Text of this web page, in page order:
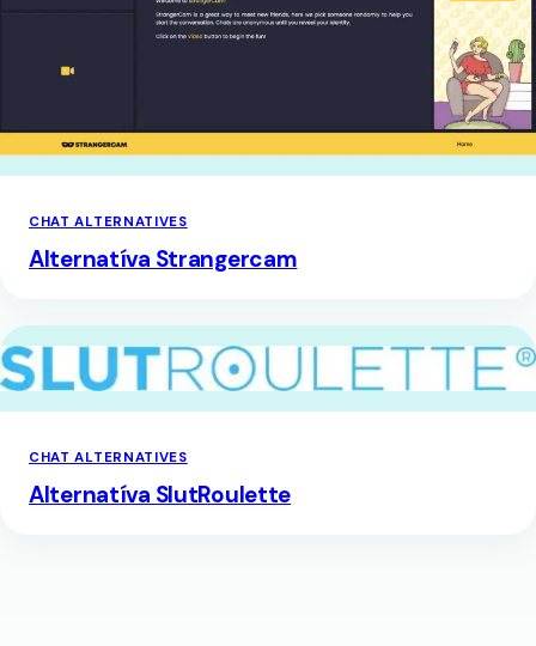
CHAT ALTERNATIVES
Alternatíva Strangercam
CHAT ALTERNATIVES
Alternatíva SlutRoulette